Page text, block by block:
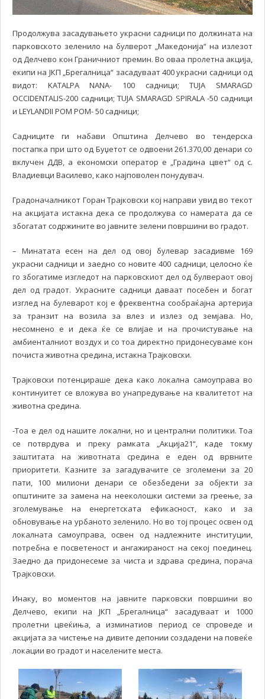
Продолжува засадувањето украсни садници по должината на
парковското зеленило на булверот „Македонија“ на излезот
од Делчево кон Граничниот премин. Во оваа пролетна акција,
екипи на ЈКП „Брегалница“ засадуваат 400 украсни садници од
видот: KATALPA NANA- 100 садници; TUJA SMARAGD
OCCIDENTALIS-200 садници; TUJA SMARAGD SPIRALA -50 садници
и LEYLANDII POM POM- 50 садници;
Садниците ги набави Општина Делчево во тендерска
постапка при што од Буџетот се одвоени 261.370,00 денари со
вклучен ДДВ, а економски оператор е „Градина цвет“ од с.
Владиевци Василево, како најповолен понудувач.
Градоначалникот Горан Трајковски кој направи увид во текот
на акцијата истакна дека се продолжува со намерата да се
збогатат содржините во јавните зелени површини во градот.
– Минатата есен на дел од овој булевар засадивме 169
украсни садници и заедно со новите 400 садници, целосно ќе
го збогатиме изгледот на парковскиот дел од булвераот овој
дел од градот. Украсните садници даваат посебен и богат
изглед на булеварот кој е фреквентна сообраќајна артерија
за транзит на возила за влез и излез од земјава. Но,
несомнено е и дека ќе се влијае и на прочистување на
амбиенталниот воздух и со тоа директно придонесуваме кон
почиста животна средина, истакна Трајковски.
Трајковски потенцираше дека како локална самоуправа во
континуитет се вложува во унапредување на квалитетот на
животна средина.
-Тоа е дел од нашите локални, но и централни политики. Тоа
се потврдува и преку рамката „Акција21“, каде токму
заштитата на животната средина е еден од врвните
приоритети. Казните за загадувачите се зголемени за 20
пати, 100 милиони денари се обезбедени за објекти за
општините за замена на нееколошки системи за греење, за
зголемување на енергетската ефикасност, како и за
обновување на урбаното зеленило. Но во тој процес освен од
локалната самоуправа, освен од надлежните институции,
потребна е посветеност и ангажираност на секој поединец.
Заедно да придонесеме за чиста и здрава средина, порача
Трајковски.
Инаку, во моментов на јавните парковски површини во
Делчево, екипи на ЈКП „Брегалница“ засадуваат и 1000
пролетни цвеќиња, а изминатиов период се спроведе и
акцијата за чистење на дивите депонии создадени на повеќе
локации во градот и населените места.